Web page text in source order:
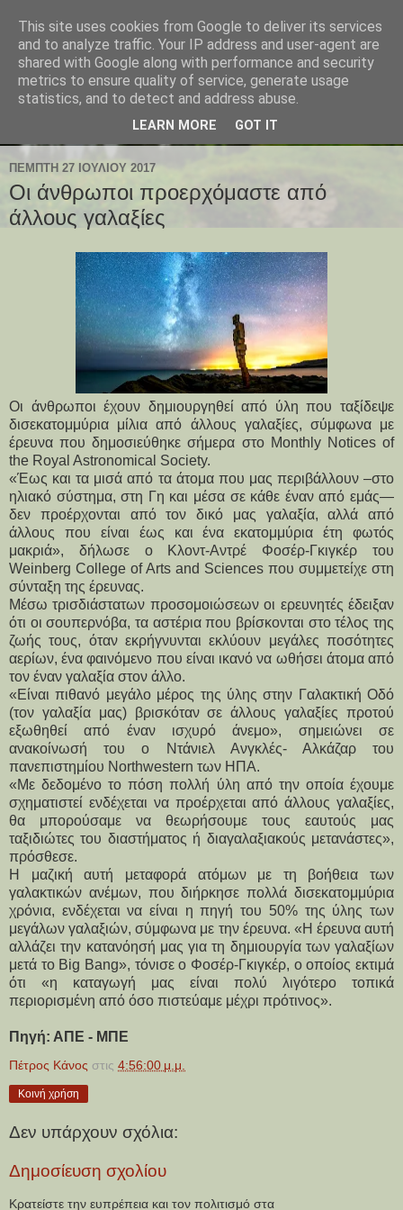
ΠΈΜΠΤΗ 27 ΙΟΥΛΊΟΥ 2017
Οι άνθρωποι προερχόμαστε από
άλλους γαλαξίες
Οι άνθρωποι έχουν δημιουργηθεί από ύλη που ταξίδεψε
δισεκατομμύρια μίλια από άλλους γαλαξίες, σύμφωνα με
έρευνα που δημοσιεύθηκε σήμερα στο Monthly Notices of
the Royal Astronomical Society.
«Έως και τα μισά από τα άτομα που μας περιβάλλουν –στο
ηλιακό σύστημα, στη Γη και μέσα σε κάθε έναν από εμάς—
δεν προέρχονται από τον δικό μας γαλαξία, αλλά από
άλλους που είναι έως και ένα εκατομμύρια έτη φωτός
μακριά», δήλωσε ο Κλοντ-Αντρέ Φοσέρ-Γκιγκέρ του
Weinberg College of Arts and Sciences που συμμετείχε στη
σύνταξη της έρευνας.
Μέσω τρισδιάστατων προσομοιώσεων οι ερευνητές έδειξαν
ότι οι σουπερνόβα, τα αστέρια που βρίσκονται στο τέλος της
ζωής τους, όταν εκρήγνυνται εκλύουν μεγάλες ποσότητες
αερίων, ένα φαινόμενο που είναι ικανό να ωθήσει άτομα από
τον έναν γαλαξία στον άλλο.
«Είναι πιθανό μεγάλο μέρος της ύλης στην Γαλακτική Οδό
(τον γαλαξία μας) βρισκόταν σε άλλους γαλαξίες προτού
εξωθηθεί από έναν ισχυρό άνεμο», σημειώνει σε
ανακοίνωσή του ο Ντάνιελ Ανγκλές- Αλκάζαρ του
πανεπιστημίου Northwestern των ΗΠΑ.
«Με δεδομένο το πόση πολλή ύλη από την οποία έχουμε
σχηματιστεί ενδέχεται να προέρχεται από άλλους γαλαξίες,
θα μπορούσαμε να θεωρήσουμε τους εαυτούς μας
ταξιδιώτες του διαστήματος ή διαγαλαξιακούς μετανάστες»,
πρόσθεσε.
Η μαζική αυτή μεταφορά ατόμων με τη βοήθεια των
γαλακτικών ανέμων, που διήρκησε πολλά δισεκατομμύρια
χρόνια, ενδέχεται να είναι η πηγή του 50% της ύλης των
μεγάλων γαλαξιών, σύμφωνα με την έρευνα. «Η έρευνα αυτή
αλλάζει την κατανόησή μας για τη δημιουργία των γαλαξίων
μετά το Big Bang», τόνισε ο Φοσέρ-Γκιγκέρ, ο οποίος εκτιμά
ότι «η καταγωγή μας είναι πολύ λιγότερο τοπικά
περιορισμένη από όσο πιστεύαμε μέχρι πρότινος».
Πηγή: ΑΠΕ - ΜΠΕ
Πέτρος Κάνος στις 4:56:00 μ.μ.
Κοινή χρήση
Δεν υπάρχουν σχόλια:
Δημοσίευση σχολίου
Κρατείστε την ευπρέπεια και τον πολιτισμό στα
This site uses cookies from Google to deliver its services
and to analyze traffic. Your IP address and user-agent are
shared with Google along with performance and security
metrics to ensure quality of service, generate usage
statistics, and to detect and address abuse.
LEARN MORE GOT IT